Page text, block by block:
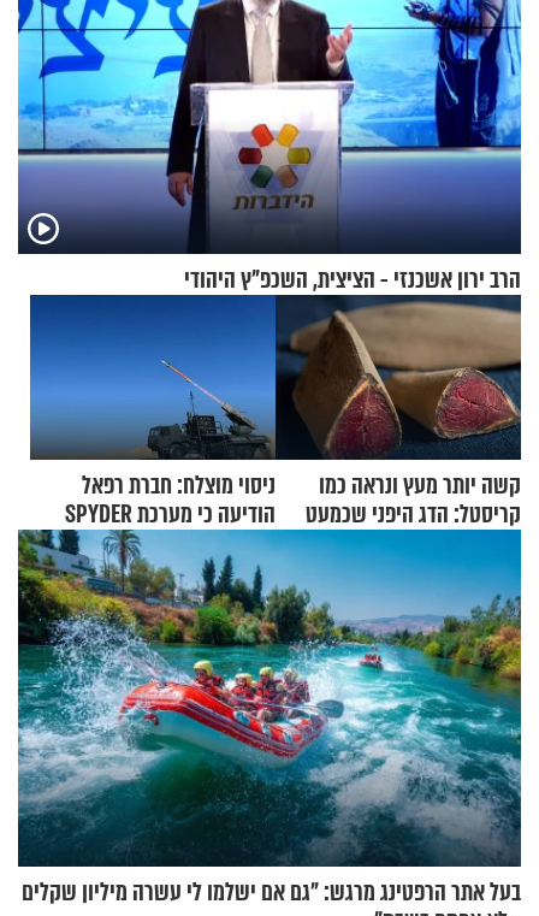
הרב ירון אשכנזי - הציצית, השכפ"ץ היהודי
קשה יותר מעץ ונראה כמו
קריסטל: הדג היפני שכמעט
בלתי אפשרי לחתוך
ניסוי מוצלח: חברת רפאל
הודיעה כי מערכת SPYDER
הצליחה ליירט כטב"ם
בעל אתר הרפטינג מרגש: "גם אם ישלמו לי עשרה מיליון שקלים